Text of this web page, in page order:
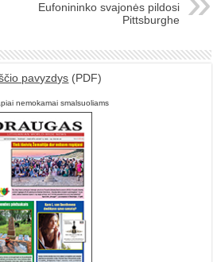
Eufonininko svajonės pildosi
Pittsburghe
pavyzdys (PDF)
nemokamai smalsuoliams